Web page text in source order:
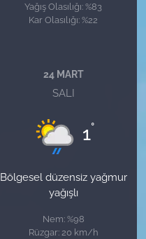
Yağış Olasılığı: %83
Kar Olasılığı: %22
24 MART
SALI
1°
Bölgesel düzensiz yağmur
yağışlı
Nem: %98
Rüzgar: 20 km/h